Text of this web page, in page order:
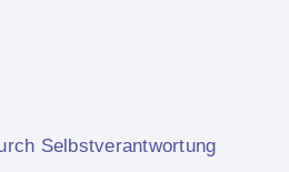
Selbstverantwortung